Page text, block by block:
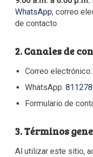
WhatsApp, correo
de contacto.
2. Canales de
Correo electrónico:
WhatsApp:
Formulario de
3. Términos
Al utilizar este sitio,